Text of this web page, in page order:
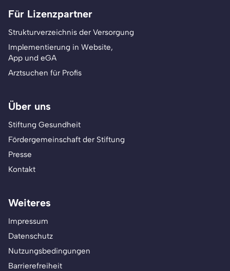
Für Lizenzpartner
Strukturverzeichnis der Versorgung
Implementierung in Website,
App und eGA
Arztsuchen für Profis
Über uns
Stiftung Gesundheit
Fördergemeinschaft der Stiftung
Presse
Kontakt
Weiteres
Impressum
Datenschutz
Nutzungsbedingungen
Barrierefreiheit